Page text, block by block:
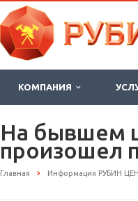
КОМПАНИЯ
На бывшем
произошел
Главная Информация РУБИН